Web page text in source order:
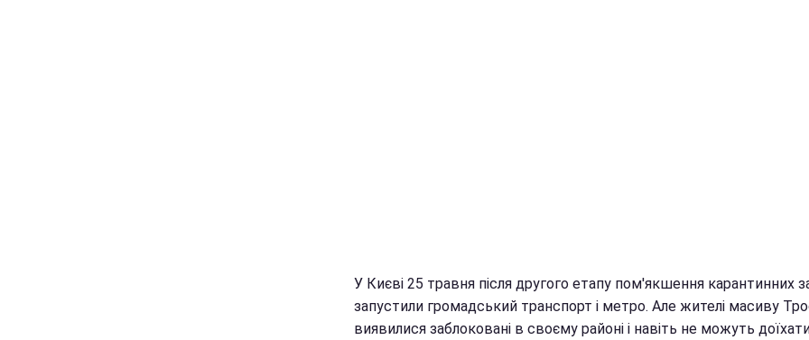
У Києві 25 травня після другого етапу пом'якшення карантинних
запустили громадський транспорт і метро. Але жителі масиву
виявилися заблоковані в своєму районі і навіть не можуть